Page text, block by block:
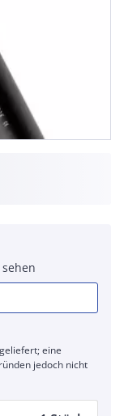
eine
jedoch nicht